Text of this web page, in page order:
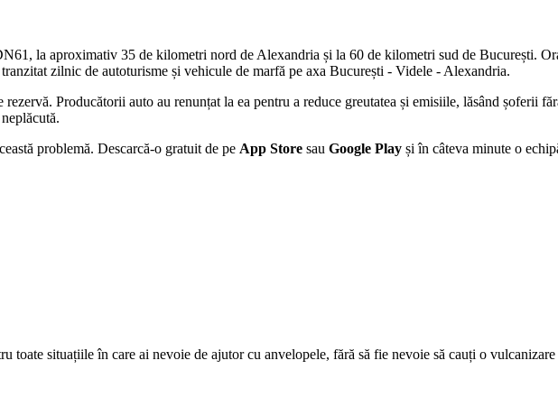
la aproximativ 35 de kilometri nord de Alexandria și la 60 de kilometri sud de București.
zilnic de autoturisme și vehicule de marfă pe axa București - Videle - Alexandria.
Producătorii auto au renunțat la ea pentru a reduce greutatea și emisiile, lăsând șoferii
problemă. Descarcă-o gratuit de pe App Store sau Google Play și în câteva minute o
toate situațiile în care ai nevoie de ajutor cu anvelopele, fără să fie nevoie să cauți o